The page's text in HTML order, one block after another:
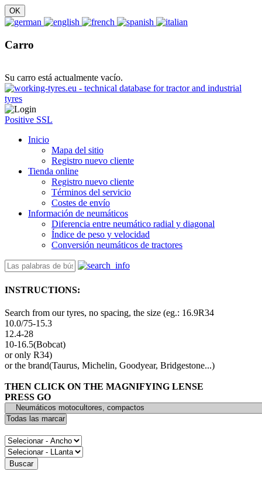
Carro
Su carro está actualmente vacío.
Positive SSL
Inicio
Mapa del sitio
Registro nuevo cliente
Tienda online
Registro nuevo cliente
Términos del servicio
Costes de envío
Información de neumáticos
Diferencia entre neumático radial y diagonal
Índice de peso y velocidad
Conversión neumáticos de tractores
INSTRUCTIONS:
Search from our tyres, no spacing, the size (eg.: 16.9R34
10.0/75-15.3
12.4-28
10-16.5(Bobcat)
or only R34)
or the brand(Taurus, Michelin, Goodyear, Bridgestone...)
THEN CLICK ON THE MAGNIFYING LENSE
PRESS GO